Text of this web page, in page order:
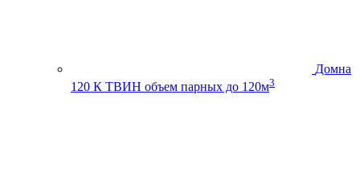
Домна
120 К ТВИН объем парных до 120м3